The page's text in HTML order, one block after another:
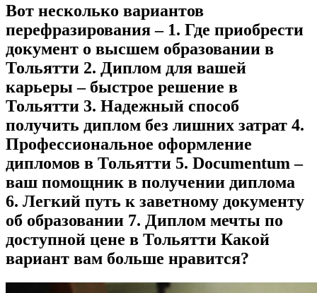
Вот несколько вариантов
перефразирования – 1. Где приобрести
документ о высшем образовании в
Тольятти 2. Диплом для вашей
карьеры – быстрое решение в
Тольятти 3. Надежный способ
получить диплом без лишних затрат 4.
Профессиональное оформление
дипломов в Тольятти 5. Documentum –
ваш помощник в получении диплома
6. Легкий путь к заветному документу
об образовании 7. Диплом мечты по
доступной цене в Тольятти Какой
вариант вам больше нравится?